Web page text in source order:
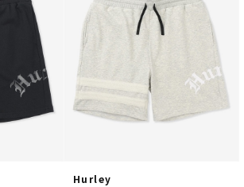
Hurley